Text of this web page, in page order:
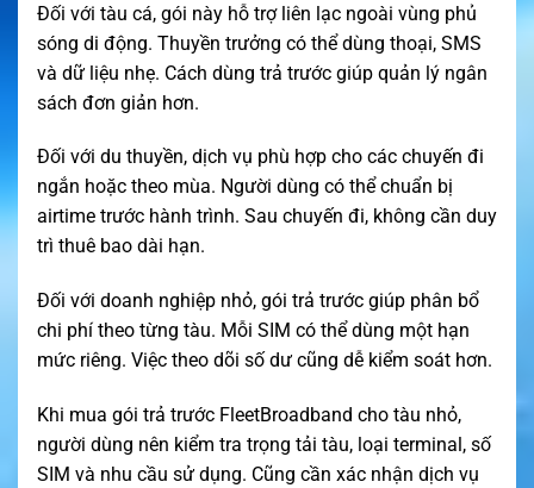
Đối với tàu cá, gói này hỗ trợ liên lạc ngoài vùng phủ
sóng di động. Thuyền trưởng có thể dùng thoại, SMS
và dữ liệu nhẹ. Cách dùng trả trước giúp quản lý ngân
sách đơn giản hơn.
Đối với du thuyền, dịch vụ phù hợp cho các chuyến đi
ngắn hoặc theo mùa. Người dùng có thể chuẩn bị
airtime trước hành trình. Sau chuyến đi, không cần duy
trì thuê bao dài hạn.
Đối với doanh nghiệp nhỏ, gói trả trước giúp phân bổ
chi phí theo từng tàu. Mỗi SIM có thể dùng một hạn
mức riêng. Việc theo dõi số dư cũng dễ kiểm soát hơn.
Khi mua gói trả trước FleetBroadband cho tàu nhỏ,
người dùng nên kiểm tra trọng tải tàu, loại terminal, số
SIM và nhu cầu sử dụng. Cũng cần xác nhận dịch vụ